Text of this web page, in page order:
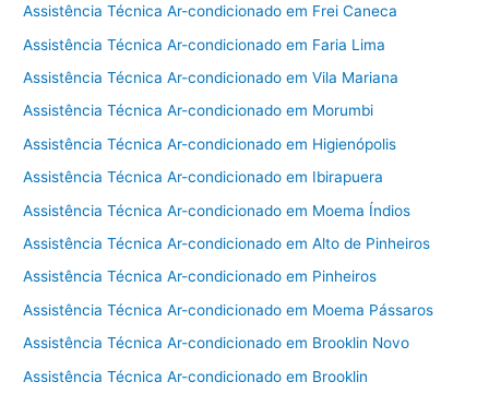
Assistência Técnica Ar-condicionado em Frei Caneca
Assistência Técnica Ar-condicionado em Faria Lima
Assistência Técnica Ar-condicionado em Vila Mariana
Assistência Técnica Ar-condicionado em Morumbi
Assistência Técnica Ar-condicionado em Higienópolis
Assistência Técnica Ar-condicionado em Ibirapuera
Assistência Técnica Ar-condicionado em Moema Índios
Assistência Técnica Ar-condicionado em Alto de Pinheiros
Assistência Técnica Ar-condicionado em Pinheiros
Assistência Técnica Ar-condicionado em Moema Pássaros
Assistência Técnica Ar-condicionado em Brooklin Novo
Assistência Técnica Ar-condicionado em Brooklin